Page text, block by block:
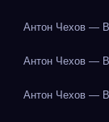
Антон Чехов —
Антон Чехов —
Антон Чехов —